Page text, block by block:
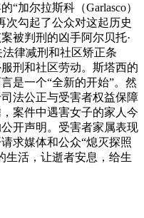
“加尔拉斯科（Garlasco）
次勾起了公众对这起历史
被判刑的凶手阿尔贝托·
法律减刑和社区矫正条
刑和社区劳动。斯塔西的
是一个“全新的开始”。然
法公正与受害者权益保障
案件中遇害女子的家人今
开声明。受害者家属表现
求媒体和公众“熄灭探照
生活，让逝者安息，给生